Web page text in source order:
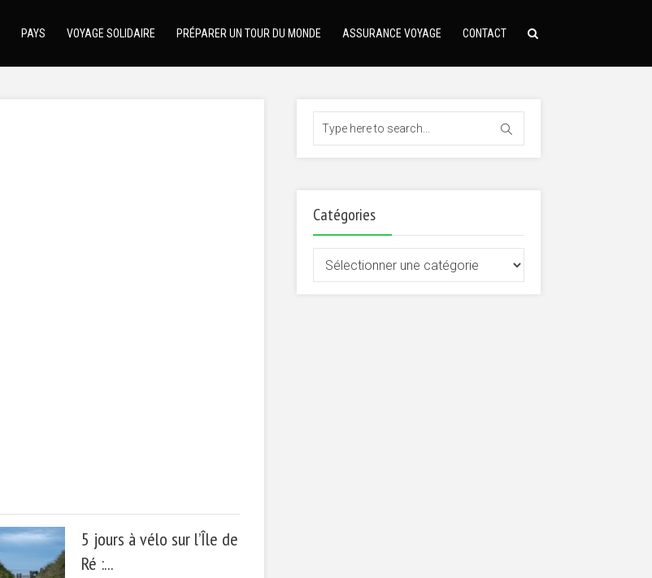
PAYS VOYAGE SOLIDAIRE PRÉPARER UN TOUR DU MONDE ASSURANCE VOYAGE CONTACT
5 jours à vélo sur l’Île de
Ré :...
Catégories